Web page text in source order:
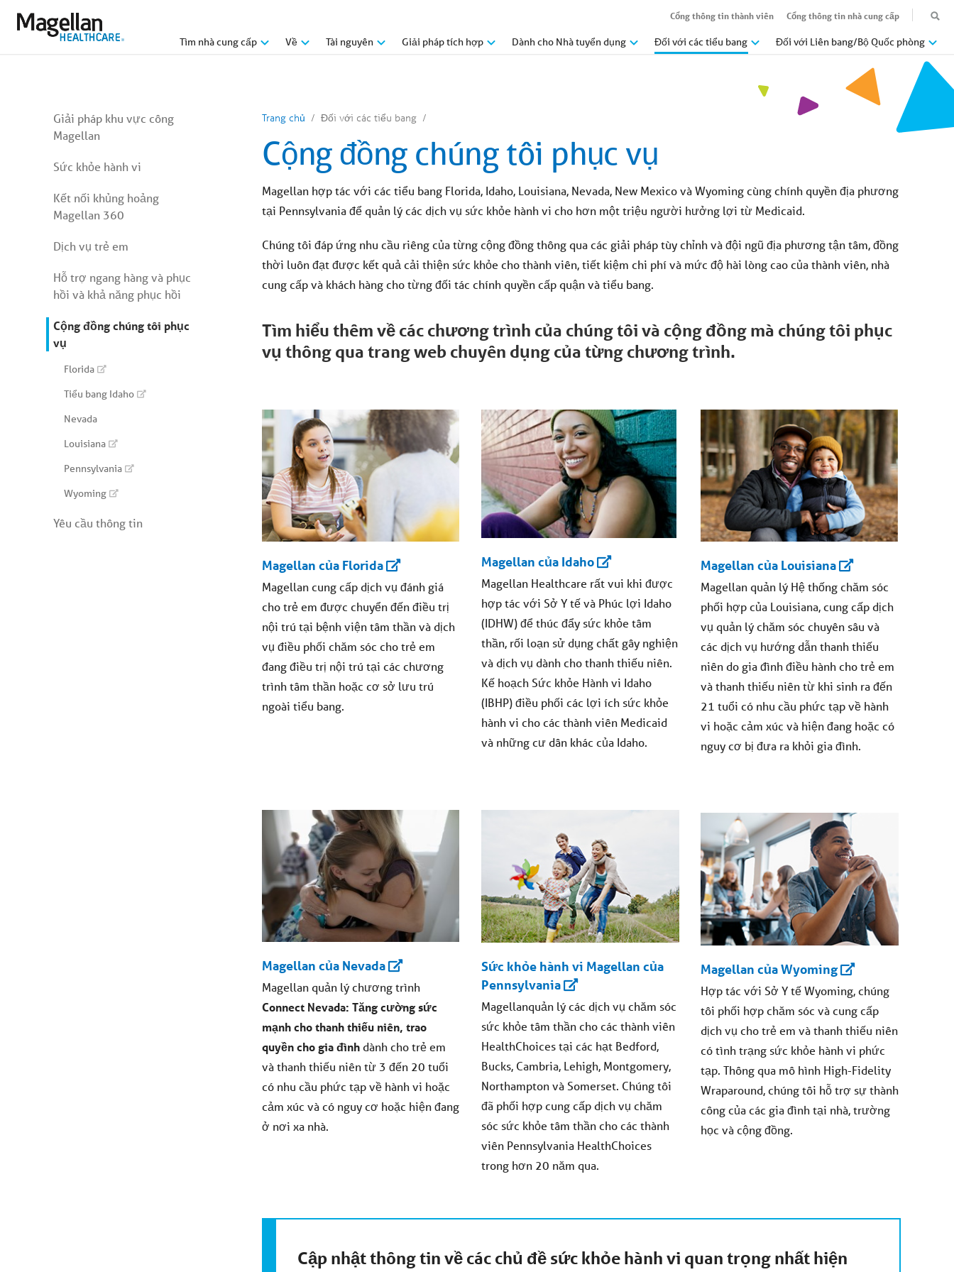
đang
Tìm nhà cung cấp Về Tài nguyên Giải pháp tích hợp Dành cho Nhà tuyển dụng Đối với các tiểu bang Đối với Liên bang/Bộ Quốc phòng
Cổng thông tin thành viên Cổng thông tin nhà cung cấp
Bạn
đang
ở
phụ.
Bỏ
nội
dung
bài
Giải pháp khu vực công
Magellan
Sức khỏe hành vi
Kết nối khủng hoảng
Magellan 360
Dịch vụ trẻ em
Hỗ trợ ngang hàng và phục
hồi và khả năng phục hồi
Cộng đồng chúng tôi phục
vụ
Florida
Tiểu bang Idaho
Nevada
Louisiana
Pennsylvania
Wyoming
Yêu cầu thông tin
Trang chủ Đối với các tiểu bang
Cộng đồng chúng tôi phục vụ
Magellan hợp tác với các tiểu bang Florida, Idaho, Louisiana, Nevada, New Mexico và Wyoming cùng chính quyền địa phương
tại Pennsylvania để quản lý các dịch vụ sức khỏe hành vi cho hơn một triệu người hưởng lợi từ Medicaid.
Chúng tôi đáp ứng nhu cầu riêng của từng cộng đồng thông qua các giải pháp tùy chỉnh và đội ngũ địa phương tận tâm, đồng
thời luôn đạt được kết quả cải thiện sức khỏe cho thành viên, tiết kiệm chi phí và mức độ hài lòng cao của thành viên, nhà
cung cấp và khách hàng cho từng đối tác chính quyền cấp quận và tiểu bang.
Tìm hiểu thêm về các chương trình của chúng tôi và cộng đồng mà chúng tôi phục
vụ thông qua trang web chuyên dụng của từng chương trình.
Magellan của Florida
Magellan cung cấp dịch vụ đánh giá
cho trẻ em được chuyển đến điều trị
nội trú tại bệnh viện tâm thần và dịch
vụ điều phối chăm sóc cho trẻ em
đang điều trị nội trú tại các chương
trình tâm thần hoặc cơ sở lưu trú
ngoài tiểu bang.
Magellan của Idaho
Magellan Healthcare rất vui khi được
hợp tác với Sở Y tế và Phúc lợi Idaho
(IDHW) để thúc đẩy sức khỏe tâm
thần, rối loạn sử dụng chất gây nghiện
và dịch vụ dành cho thanh thiếu niên.
Kế hoạch Sức khỏe Hành vi Idaho
(IBHP) điều phối các lợi ích sức khỏe
hành vi cho các thành viên Medicaid
và những cư dân khác của Idaho.
Magellan của Louisiana
Magellan quản lý Hệ thống chăm sóc
phối hợp của Louisiana, cung cấp dịch
vụ quản lý chăm sóc chuyên sâu và
các dịch vụ hướng dẫn thanh thiếu
niên do gia đình điều hành cho trẻ em
và thanh thiếu niên từ khi sinh ra đến
21 tuổi có nhu cầu phức tạp về hành
vi hoặc cảm xúc và hiện đang hoặc có
nguy cơ bị đưa ra khỏi gia đình.
Magellan của Nevada
Magellan quản lý chương trình
Connect Nevada: Tăng cường sức
mạnh cho thanh thiếu niên, trao
quyền cho gia đìnhdành cho trẻ em
và thanh thiếu niên từ 3 đến 20 tuổi
có nhu cầu phức tạp về hành vi hoặc
cảm xúc và có nguy cơ hoặc hiện đang
ở nơi xa nhà.
Sức khỏe hành vi Magellan của
Pennsylvania
Magellanquản lý các dịch vụ chăm sóc
sức khỏe tâm thần cho các thành viên
HealthChoices tại các hạt Bedford,
Bucks, Cambria, Lehigh, Montgomery,
Northampton và Somerset. Chúng tôi
đã phối hợp cung cấp dịch vụ chăm
sóc sức khỏe tâm thần cho các thành
viên Pennsylvania HealthChoices
trong hơn 20 năm qua.
Magellan của Wyoming
Hợp tác với Sở Y tế Wyoming, chúng
tôi phối hợp chăm sóc và cung cấp
dịch vụ cho trẻ em và thanh thiếu niên
có tình trạng sức khỏe hành vi phức
tạp. Thông qua mô hình High-Fidelity
Wraparound, chúng tôi hỗ trợ sự thành
công của các gia đình tại nhà, trường
học và cộng đồng.
Cập nhật thông tin về các chủ đề sức khỏe hành vi quan trọng nhất hiện